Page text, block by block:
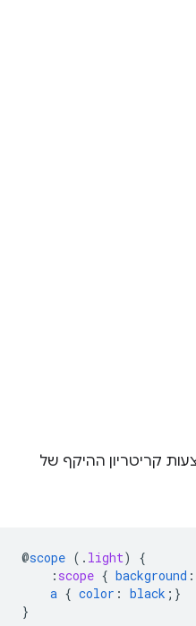
קריטריון ההיקף של
@scope ( . light)
{
: scope { background :
a { color : black ;}
}